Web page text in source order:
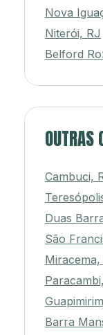
Nova
Niterói, RJ
Belford
Cambuci,
Duas
São
Miracema,
Barra